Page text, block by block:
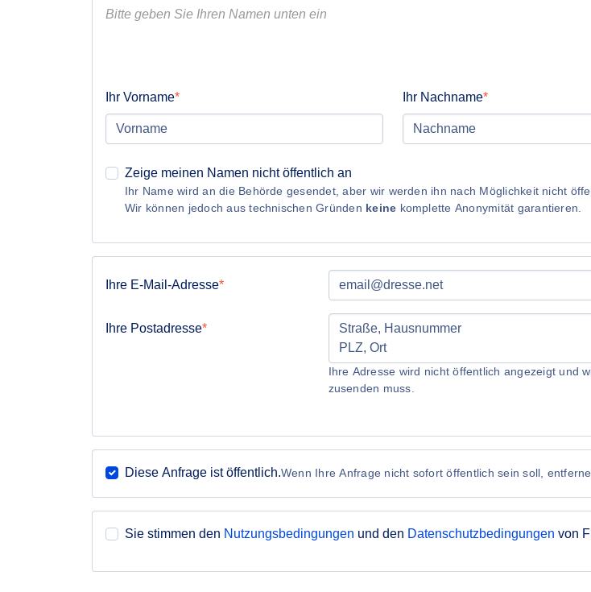
Bitte geben Sie Ihren Namen unten ein
Ihr Vorname Ihr Nachname
Zeige meinen Namen nicht öffentlich an
Ihr Name wird an die Behörde gesendet, aber wir werden ihn nach Möglichkeit nicht
Wir können jedoch aus technischen Gründen keine komplette Anonymität garantieren.
Ihre E-Mail-Adresse
Ihre Postadresse
Ihre Adresse wird nicht öffentlich angezeigt und
zusenden muss.
Diese Anfrage ist öffentlich.Wenn Ihre Anfrage nicht sofort öffentlich sein soll,
Sie stimmen den Nutzungsbedingungen und den Datenschutzbedingungen von